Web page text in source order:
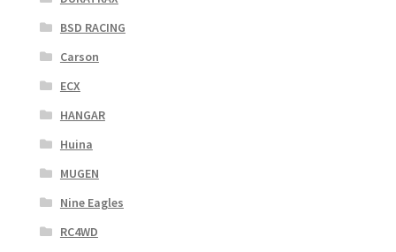
BSD RACING
Carson
ECX
HANGAR
Huina
MUGEN
Nine Eagles
RC4WD